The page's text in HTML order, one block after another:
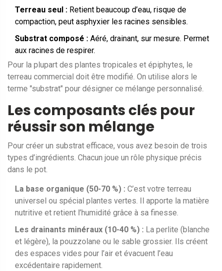
Terreau seul : Retient beaucoup d’eau, risque de
compaction, peut asphyxier les racines sensibles.
Substrat composé : Aéré, drainant, sur mesure. Permet
aux racines de respirer.
Pour la plupart des plantes tropicales et épiphytes, le
terreau commercial doit être modifié. On utilise alors le
terme "substrat" pour désigner ce mélange personnalisé.
Les composants clés pour
réussir son mélange
Pour créer un substrat efficace, vous avez besoin de trois
types d’ingrédients. Chacun joue un rôle physique précis
dans le pot.
La base organique (50-70 %) : C’est votre terreau
universel ou spécial plantes vertes. Il apporte la matière
nutritive et retient l’humidité grâce à sa finesse.
Les drainants minéraux (10-40 %) : La perlite (blanche
et légère), la pouzzolane ou le sable grossier. Ils créent
des espaces vides pour l’air et évacuent l’eau
excédentaire rapidement.